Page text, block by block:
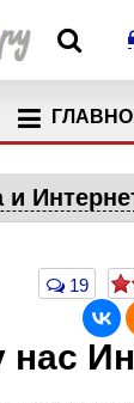
и
19
нас